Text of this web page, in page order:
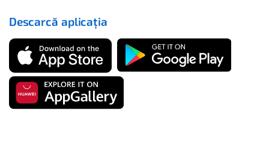
Descarcă aplicația